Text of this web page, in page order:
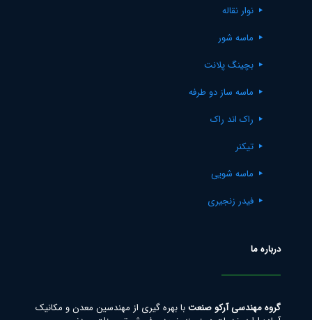
نوار نقاله
ماسه شور
بچینگ پلانت
ماسه ساز دو طرفه
راک اند راک
تیکنر
ماسه شویی
فیدر زنجیری
درباره ما
گروه مهندسی آرکو صنعتبا بهره گیری از مهندسین معدن و مکانیک